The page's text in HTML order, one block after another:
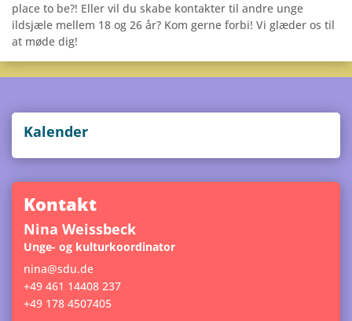
place to be?! Eller vil du skabe kon­tak­ter til andre unge
ildsjæle mellem 18 og 26 år? Kom gerne forbi! Vi glæder os til
at møde dig!
Kalen­der
Kon­takt
Nina Wei­ssbeck
Unge- og kulturkoordinator
nina@sdu.de
+49 461 14408 237
+49 178 4507405